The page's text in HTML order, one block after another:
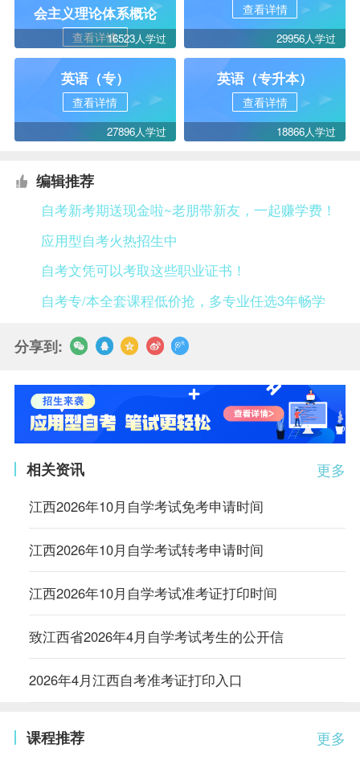
会主义理论体系概论
查看详情16523人学过
查看详情
29956人学过
英语（专）
查看详情
27896人学过
英语（专升本）
查看详情
18866人学过
编辑推荐
自考新考期送现金啦~老朋带新友，一起赚学费！
应用型自考火热招生中
自考文凭可以考取这些职业证书！
自考专/本全套课程低价抢，多专业任选3年畅学
分享到:
更多
相关资讯
江西2026年10月自学考试免考申请时间
江西2026年10月自学考试转考申请时间
江西2026年10月自学考试准考证打印时间
致江西省2026年4月自学考试考生的公开信
2026年4月江西自考准考证打印入口
更多
课程推荐